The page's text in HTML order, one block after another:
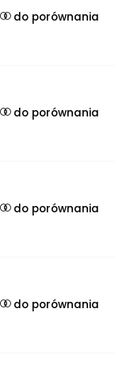
do porównania
do porównania
do porównania
do porównania